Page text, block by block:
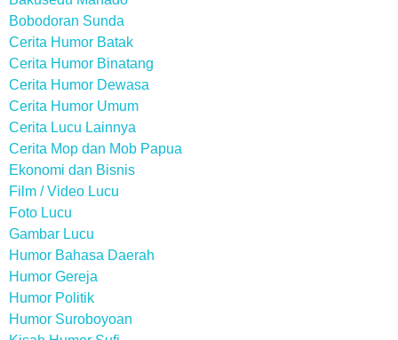
Bobodoran Sunda
Cerita Humor Batak
Cerita Humor Binatang
Cerita Humor Dewasa
Cerita Humor Umum
Cerita Lucu Lainnya
Cerita Mop dan Mob Papua
Ekonomi dan Bisnis
Film / Video Lucu
Foto Lucu
Gambar Lucu
Humor Bahasa Daerah
Humor Gereja
Humor Politik
Humor Suroboyoan